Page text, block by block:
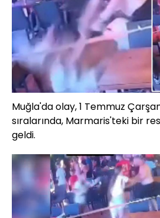
Muğla'da olay, 1 Temmuz
sıralarında, Marmaris'teki bir
geldi.